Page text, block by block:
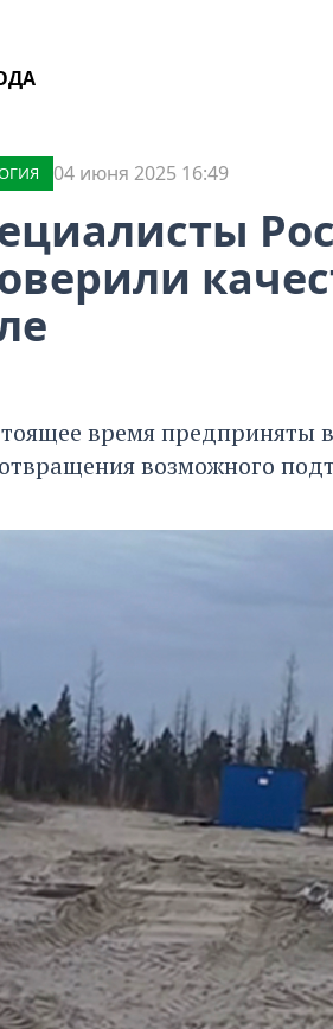
04 июня 2025 16:49
время предприняты
возможного